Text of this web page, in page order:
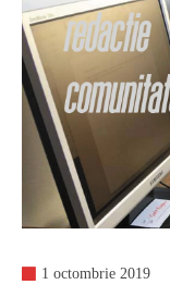
1 octombrie 2019